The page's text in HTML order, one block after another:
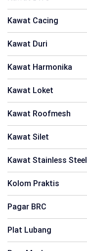
Kawat Cacing
Kawat Duri
Kawat Harmonika
Kawat Loket
Kawat Roofmesh
Kawat Silet
Kawat Stainless Steel
Kolom Praktis
Pagar BRC
Plat Lubang